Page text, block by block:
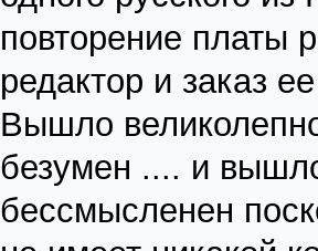
повторение платы
редактор и заказ
Вышло
безумен .... и
бессмысленен